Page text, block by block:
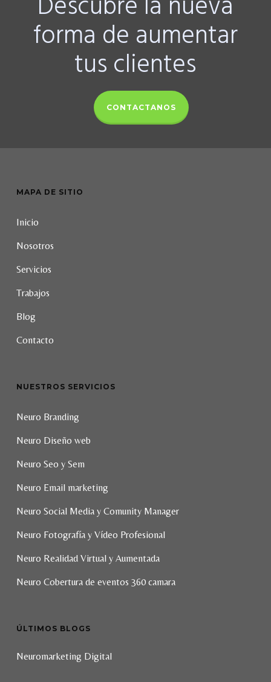
forma de aumentar
tus clientes
CONTACTANOS
MAPA DE SITIO
Inicio
Nosotros
Servicios
Trabajos
Blog
Contacto
NUESTROS SERVICIOS
Neuro Branding
Neuro Diseño web
Neuro Seo y Sem
Neuro Email marketing
Neuro Social Media y Comunity Manager
Neuro Fotografía y Vídeo Profesional
Neuro Realidad Virtual y Aumentada
Neuro Cobertura de eventos 360 camara
ÚLTIMOS BLOGS
Neuromarketing Digital